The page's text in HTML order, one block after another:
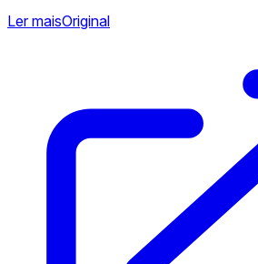
Ler maisOriginal